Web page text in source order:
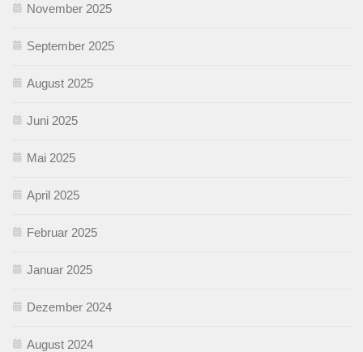
November 2025
September 2025
August 2025
Juni 2025
Mai 2025
April 2025
Februar 2025
Januar 2025
Dezember 2024
August 2024